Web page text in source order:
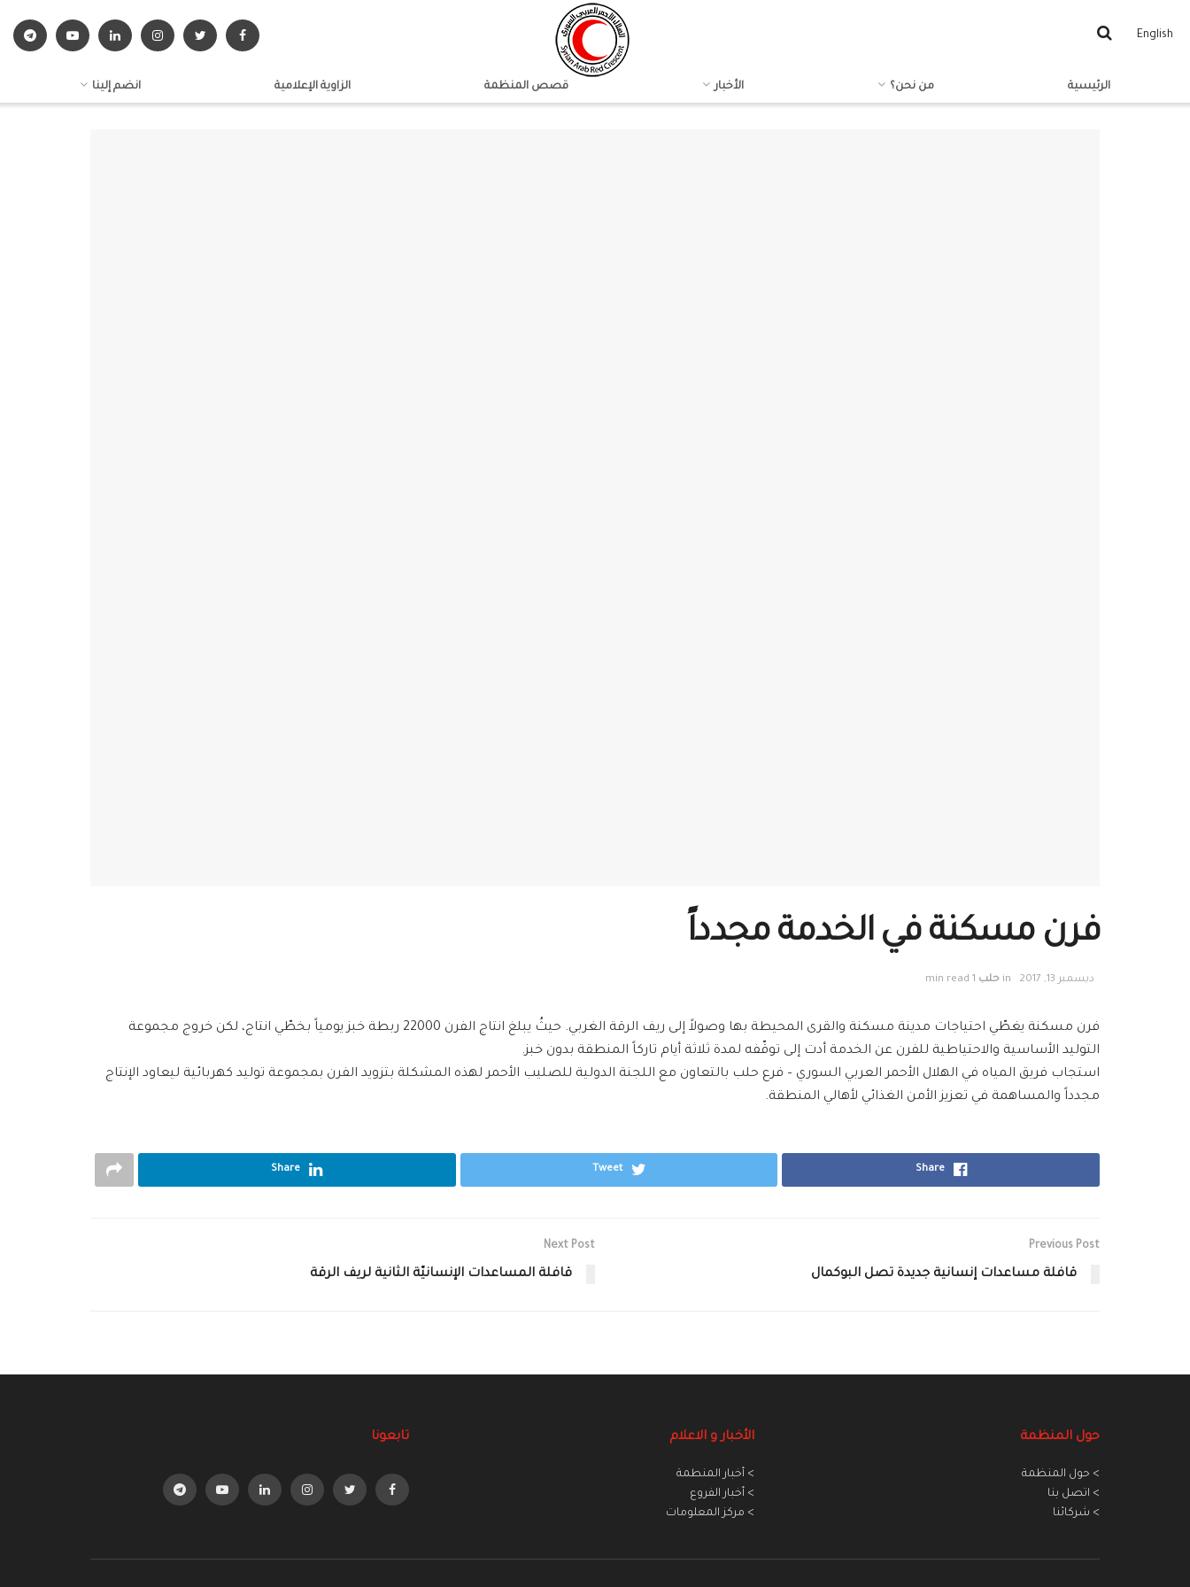
English
الرئيسية من نحن؟ الأخبار قصص المنظمة الزاوية الإعلامية انضم إلينا
فرن مسكنة في الخدمة مجدداً
ديسمبر 13, 2017 in حلب 1 min read
فرن مسكنة يغطّي احتياجات مدينة مسكنة والقرى المحيطة بها وصولاً إلى ريف الرقة الغربي. حيثُ يبلغ انتاج الفرن 22000 ربطة خبز يومياً بخطّي انتاج، لكن خروج مجموعة
التوليد الأساسية والاحتياطية للفرن عن الخدمة أدت إلى توقّفه لمدة ثلاثة أيام تاركاً المنطقة بدون خبز.
استجاب فريق المياه في الهلال الأحمر العربي السوري – فرع حلب بالتعاون مع اللجنة الدولية للصليب الأحمرلهذه المشكلة بتزويد الفرن بمجموعة توليد كهربائية ليعاود الإنتاج
مجدداً والمساهمة في تعزيز الأمن الغذائي لأهالي المنطقة.
Share
Tweet
Share
Previous Post
قافلة مساعدات إنسانية جديدة تصل البوكمال
Next Post
قافلة المساعدات الإنسانيّة الثانية لريف الرقة
حول المنظمة
> حول المنظمة
> اتصل بنا
> شركائنا
الأخبار و الاعلام
> أخبار المنطمة
> أخبار الفروع
> مركز المعلومات
تابعونا